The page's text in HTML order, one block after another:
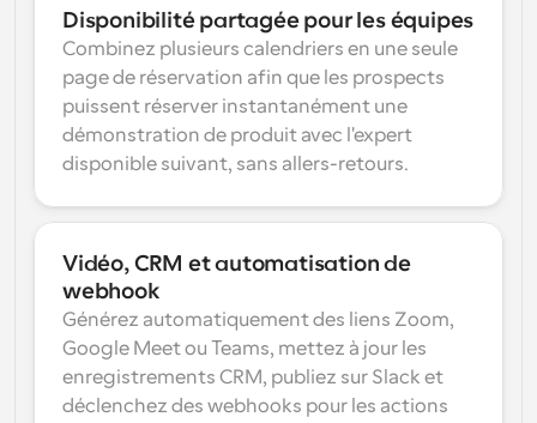
Disponibilité partagée pour les équipes
Combinez plusieurs calendriers en une seule
page de réservation afin que les prospects
puissent réserver instantanément une
démonstration de produit avec l'expert
disponible suivant, sans allers-retours.
Vidéo, CRM et automatisation de
webhook
Générez automatiquement des liens Zoom,
Google Meet ou Teams, mettez à jour les
enregistrements CRM, publiez sur Slack et
déclenchez des webhooks pour les actions